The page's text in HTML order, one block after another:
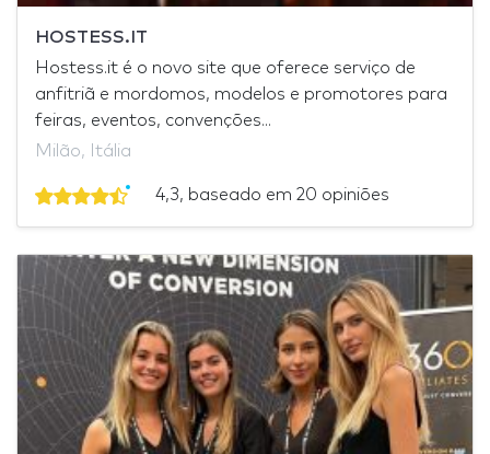
HOSTESS.IT
Hostess.it é o novo site que oferece serviço de
anfitriã e mordomos, modelos e promotores para
feiras, eventos, convenções...
Milão, Itália
4,3, baseado em 20 opiniões